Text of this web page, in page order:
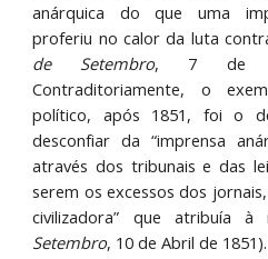
anárquica do que uma
proferiu no calor da luta
de Setembro, 7 de
Contraditoriamente, o
político, após 1851, foi o
desconfiar da “imprensa
através dos tribunais e das
serem os excessos dos
civilizadora” que atribuía à
Setembro, 10 de Abril de 1851).